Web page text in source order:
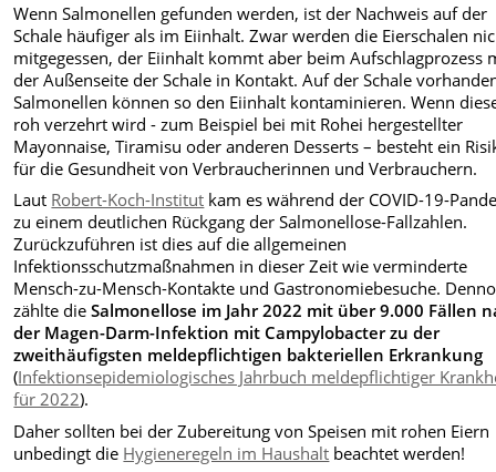
Wenn Salmonellen gefunden werden, ist der Nachweis auf der
Schale häufiger als im Eiinhalt. Zwar werden die Eierschalen
mitgegessen, der Eiinhalt kommt aber beim Aufschlagprozess
der Außenseite der Schale in Kontakt. Auf der Schale
Salmonellen können so den Eiinhalt kontaminieren. Wenn
roh verzehrt wird - zum Beispiel bei mit Rohei hergestellter
Mayonnaise, Tiramisu oder anderen Desserts – besteht ein
für die Gesundheit von Verbraucherinnen und Verbrauchern.
Laut Robert-Koch-Institut kam es während der COVID-19-
zu einem deutlichen Rückgang der Salmonellose-Fallzahlen.
Zurückzuführen ist dies auf die allgemeinen
Infektionsschutzmaßnahmen in dieser Zeit wie verminderte
Mensch-zu-Mensch-Kontakte und Gastronomiebesuche.
zählte dieSalmonellose im Jahr 2022 mit über 9.000 Fällen
der Magen-Darm-Infektion mit Campylobacter zu der
zweithäufigsten meldepflichtigen bakteriellen Erkrankung
(Infektionsepidemiologisches Jahrbuch meldepflichtiger
für 2022).
Daher sollten bei der Zubereitung von Speisen mit rohen Eiern
unbedingt die Hygieneregeln im Haushalt beachtet werden!